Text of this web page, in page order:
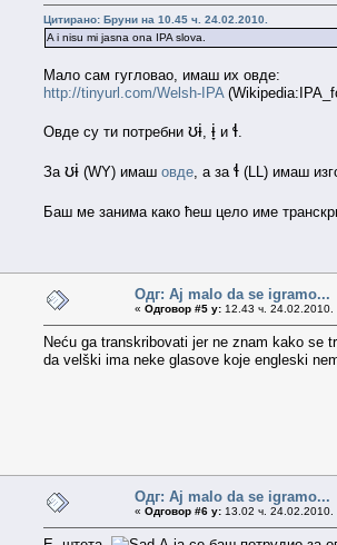
Цитирано: Бруни на 10.45 ч. 24.02.2010.
A i nisu mi jasna ona IPA slova.
Мало сам гугловао, имаш их овде:
http://tinyurl.com/Welsh-IPA
Овде су ти потребни ʊɨ ɨ̞ и ɬ
За ʊɨ (WY) имаш овде , а за ɬ (LL) имаш
Баш ме занима како ћеш цело име
Одг: Aj malo da se igramo...
« Одговор #5 у: 12.43 ч. 24.02.2010.
Neću ga transkribovati jer ne znam kako se
da velški ima neke glasove koje engleski
Одг: Aj malo da se igramo...
« Одговор #6 у: 13.02 ч. 24.02.2010.